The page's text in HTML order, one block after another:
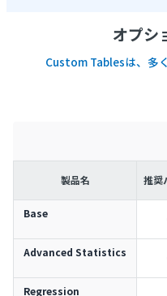
オプシ
Custom Tablesは、多
製品名 推奨
Base
Advanced Statistics
Regression